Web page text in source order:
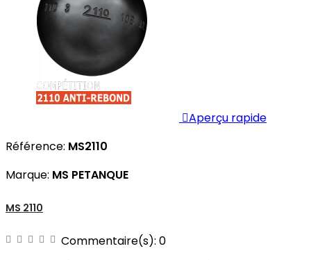
Aperçu rapide
Référence: MS2110
Marque: MS PETANQUE
MS 2110
Commentaire(s): 0